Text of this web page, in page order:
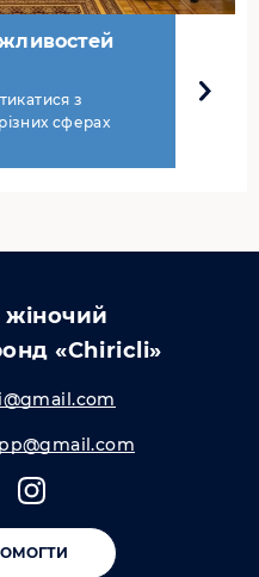
з
сферах
«Chiricli»